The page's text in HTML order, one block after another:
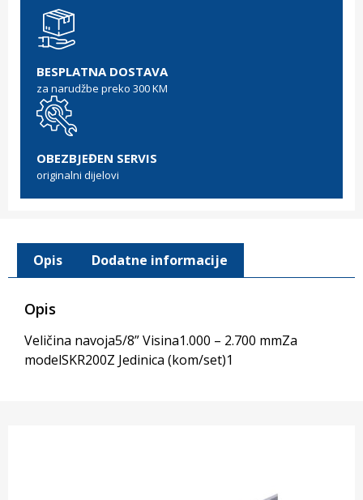
BESPLATNA DOSTAVA
za narudžbe preko 300 KM
OBEZBJEĐEN SERVIS
originalni dijelovi
Opis Dodatne informacije
Opis
Veličina navoja5/8” Visina1.000 – 2.700 mmZa
modelSKR200Z Jedinica (kom/set)1